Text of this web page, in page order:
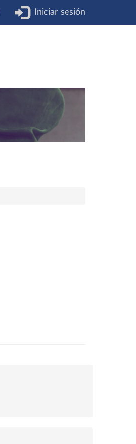
Iniciar sesión